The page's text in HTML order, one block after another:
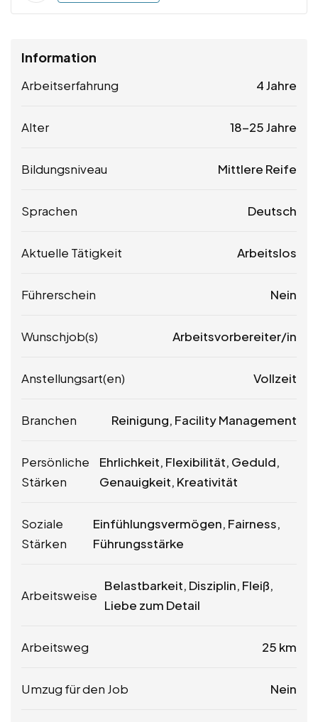
Information
Arbeitserfahrung 4 Jahre
Alter 18-25 Jahre
Bildungsniveau Mittlere Reife
Sprachen Deutsch
Aktuelle Tätigkeit Arbeitslos
Führerschein Nein
Wunschjob(s) Arbeitsvorbereiter/in
Anstellungsart(en) Vollzeit
Branchen Reinigung, Facility Management
Persönliche
Stärken
Ehrlichkeit, Flexibilität, Geduld,
Genauigkeit, Kreativität
Soziale
Stärken
Einfühlungsvermögen, Fairness,
Führungsstärke
Arbeitsweise
Belastbarkeit, Disziplin, Fleiß,
Liebe zum Detail
Arbeitsweg 25 km
Umzug für den Job Nein